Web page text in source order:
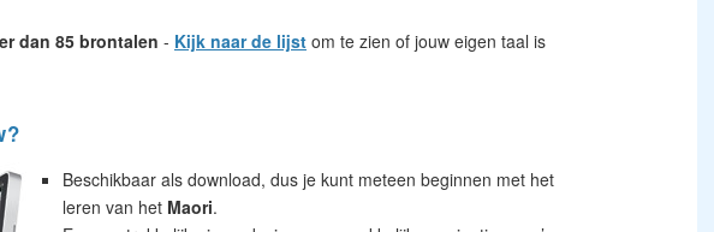
dan 85 brontalen - Kijk naar de lijst om te zien of jouw eigen taal is
Beschikbaar als download, dus je kunt meteen beginnen met het
leren van het Maori.